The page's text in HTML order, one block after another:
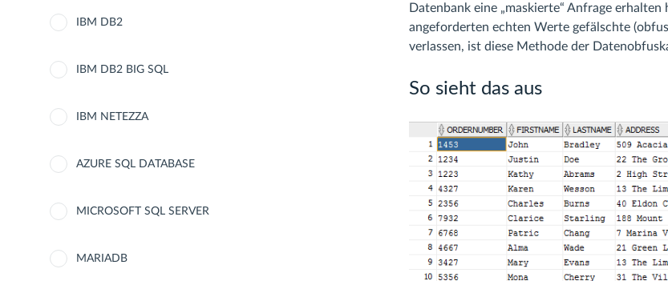
IBM DB2
IBM DB2 BIG SQL
IBM NETEZZA
AZURE SQL DATABASE
MICROSOFT SQL SERVER
MARIADB
Datenbank eine „maskierte“ Anfrage
angeforderten echten Werte gefälschte
verlassen, ist diese Methode der
So sieht das aus